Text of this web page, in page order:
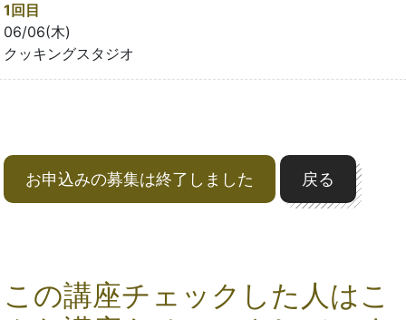
1回目
06/06(木)
クッキングスタジオ
お申込みの募集は終了しました 戻る
この講座チェックした人はこ